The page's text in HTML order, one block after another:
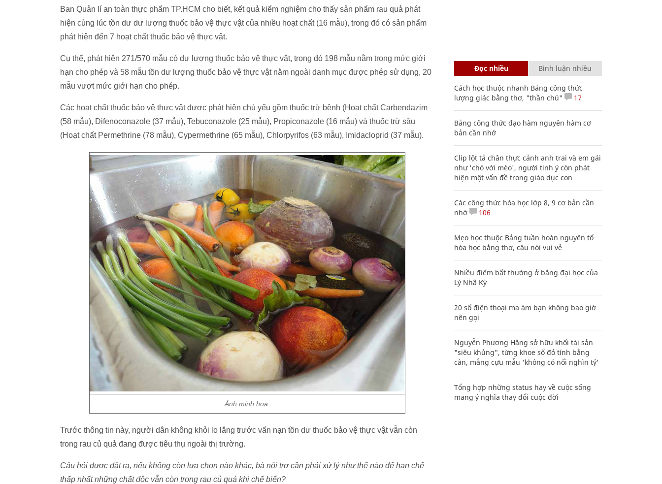
Ban Quản lí an toàn thực phẩm TP.HCM cho biết, kết quả kiểm nghiệm cho thấy sản phẩm rau quả phát
hiện cùng lúc tồn dư dư lượng thuốc bảo vệ thực vật của nhiều hoạt chất (16 mẫu), trong đó có sản phẩm
phát hiện đến 7 hoạt chất thuốc bảo vệ thực vật.
Cụ thể, phát hiện 271/570 mẫu có dư lượng thuốc bảo vệ thực vật, trong đó 198 mẫu nằm trong mức giới
hạn cho phép và 58 mẫu tồn dư lượng thuốc bảo vệ thực vật nằm ngoài danh mục được phép sử dụng, 20
mẫu vượt mức giới hạn cho phép.
Các hoạt chất thuốc bảo vệ thực vật được phát hiện chủ yếu gồm thuốc trừ bệnh (Hoạt chất Carbendazim
(58 mẫu), Difenoconazole (37 mẫu), Tebuconazole (25 mẫu), Propiconazole (16 mẫu) và thuốc trừ sâu
(Hoạt chất Permethrine (78 mẫu), Cypermethrine (65 mẫu), Chlorpyrifos (63 mẫu), Imidacloprid (37 mẫu).
Ảnh minh hoạ
Trước thông tin này, người dân không khỏi lo lắng trước vấn nạn tồn dư thuốc bảo vệ thực vật vẫn còn
trong rau củ quả đang được tiêu thụ ngoài thị trường.
Câu hỏi được đặt ra, nếu không còn lựa chọn nào khác, bà nội trợ cần phải xử lý như thế nào để hạn chế
thấp nhất những chất độc vẫn còn trong rau củ quả khi chế biến?
Đọc nhiều Bình luận nhiều
Cách học thuộc nhanh Bảng công thức
lượng giác bằng thơ, "thần chú"
17
Bảng công thức đạo hàm nguyên hàm cơ
bản cần nhớ
Clip lột tả chân thực cảnh anh trai và em gái
như 'chó với mèo', người tinh ý còn phát
hiện một vấn đề trong giáo dục con
Các công thức hóa học lớp 8, 9 cơ bản cần
nhớ
106
Mẹo học thuộc Bảng tuần hoàn nguyên tố
hóa học bằng thơ, câu nói vui vẻ
Nhiều điểm bất thường ở bằng đại học của
Lý Nhã Kỳ
20 số điện thoại ma ám bạn không bao giờ
nên gọi
Nguyễn Phương Hằng sở hữu khối tài sản
"siêu khủng", từng khoe sổ đỏ tính bằng
cân, mắng cựu mẫu 'không có nổi nghìn tỷ'
Tổng hợp những status hay về cuộc sống
mang ý nghĩa thay đổi cuộc đời